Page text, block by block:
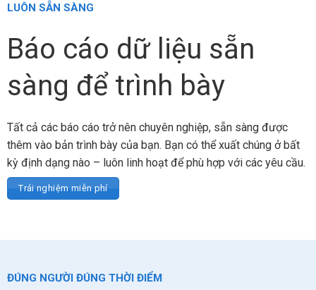
LUÔN SẴN SÀNG
Báo cáo dữ liệu sẵn
sàng để trình bày
Tất cả các báo cáo trở nên chuyên nghiệp, sẵn sàng được
thêm vào bản trình bày của bạn. Bạn có thể xuất chúng ở bất
kỳ định dạng nào – luôn linh hoạt để phù hợp với các yêu cầu.
Trải nghiệm miễn phí
ĐÚNG NGƯỜI ĐÚNG THỜI ĐIỂM